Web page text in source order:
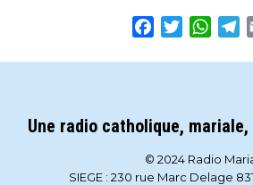
Facebook
Twitter
Une radio catholique, mariale,
© 2024 Radio
SIEGE : 230 rue Marc Delage